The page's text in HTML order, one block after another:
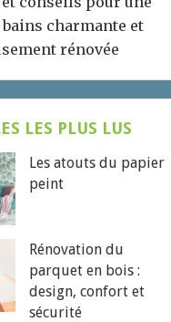
bains charmante et
rénovée
LES PLUS LUS
Les atouts du papier
peint
Rénovation du
parquet en bois :
design, confort et
sécurité